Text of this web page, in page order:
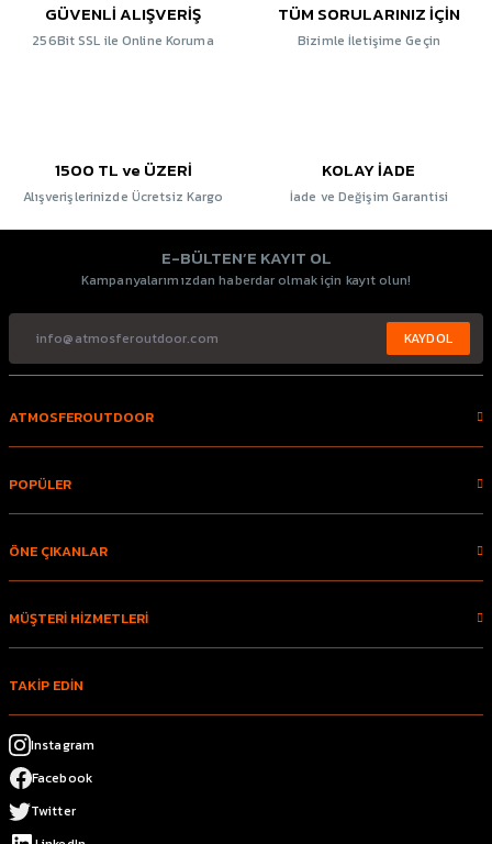
GÜVENLİ ALIŞVERİŞ
256Bit SSL ile Online Koruma
TÜM SORULARINIZ İÇİN
Bizimle İletişime Geçin
1500 TL ve ÜZERİ
Alışverişlerinizde Ücretsiz Kargo
KOLAY İADE
İade ve Değişim Garantisi
E-BÜLTEN’E KAYIT OL
Kampanyalarımızdan haberdar olmak için kayıt olun!
KAYDOL
ATMOSFEROUTDOOR
POPÜLER
ÖNE ÇIKANLAR
MÜŞTERİ HİZMETLERİ
TAKİP EDİN
Instagram
Facebook
Twitter